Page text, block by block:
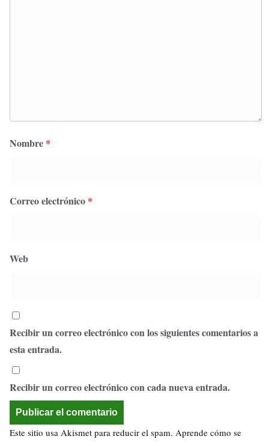
Nombre *
Correo electrónico *
Web
Recibir un correo electrónico con los siguientes comentarios a
esta entrada.
Recibir un correo electrónico con cada nueva entrada.
Este sitio usa Akismet para reducir el spam. Aprende cómo se